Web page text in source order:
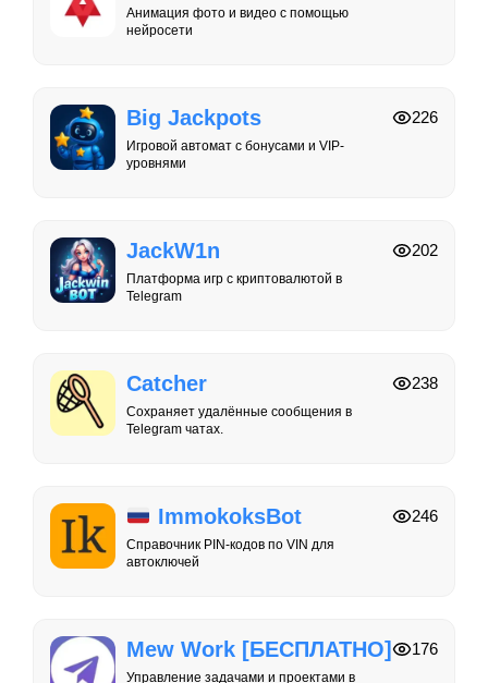
Анимация фото и видео с помощью
нейросети
Big Jackpots
Игровой автомат с бонусами и VIP-
уровнями
226
JackW1n
Платформа игр с криптовалютой в
Telegram
202
Catcher
Сохраняет удалённые сообщения в
Telegram чатах.
238
ImmokoksBot
Справочник PIN-кодов по VIN для
автоключей
246
Mew Work [БЕСПЛАТНО]
Управление задачами и проектами в
176